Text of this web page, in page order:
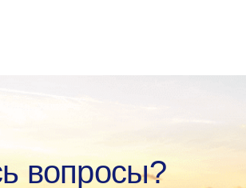
вопросы?